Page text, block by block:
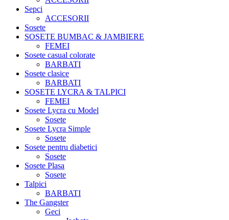
Sepci
ACCESORII
Sosete
SOSETE BUMBAC & JAMBIERE
FEMEI
Sosete casual colorate
BARBATI
Sosete clasice
BARBATI
SOSETE LYCRA & TALPICI
FEMEI
Sosete Lycra cu Model
Sosete
Sosete Lycra Simple
Sosete
Sosete pentru diabetici
Sosete
Sosete Plasa
Sosete
Talpici
BARBATI
The Gangster
Geci